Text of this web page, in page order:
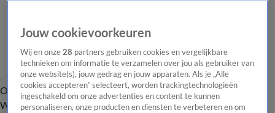
Overzicht Onze programma's Uitzendingen Onze gezichten
In de
WandelgangenInterviewsUitzending
Jouw cookievoorkeuren
Wij en onze28 partners gebruiken cookies en vergelijkbare
technieken om informatie te verzamelen over jou als gebruiker van
onze website(s), jouw gedrag en jouw apparaten. Als je „Alle
cookies accepteren” selecteert, worden trackingtechnologieën
ingeschakeld om onze advertenties en content te kunnen
personaliseren, onze producten en diensten te verbeteren en om